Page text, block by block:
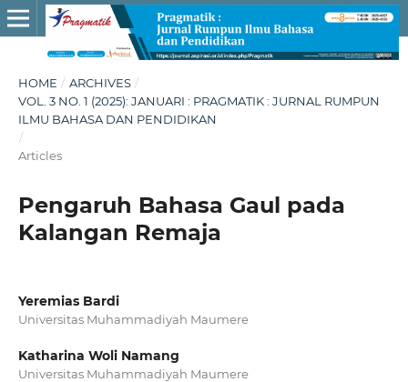
HOME / ARCHIVES /
VOL. 3 NO. 1 (2025): JANUARI : PRAGMATIK : JURNAL RUMPUN
ILMU BAHASA DAN PENDIDIKAN
/
Articles
Pengaruh Bahasa Gaul pada
Kalangan Remaja
Yeremias Bardi
Universitas Muhammadiyah Maumere
Katharina Woli Namang
Universitas Muhammadiyah Maumere